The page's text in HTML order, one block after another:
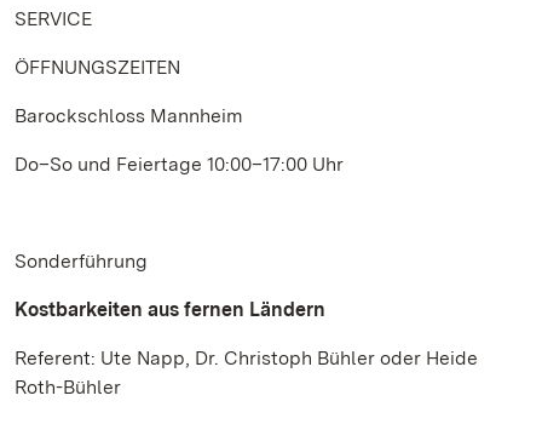
SERVICE
ÖFFNUNGSZEITEN
Barockschloss Mannheim
Do–So und Feiertage 10:00–17:00 Uhr
Sonderführung
Kostbarkeiten aus fernen Ländern
Referent: Ute Napp, Dr. Christoph Bühler oder Heide
Roth-Bühler